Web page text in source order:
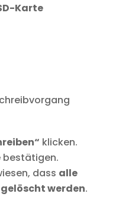
Karte
klicken.
bestätigen.
dass alle
werden.